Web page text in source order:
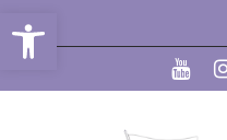
Abrir a barra de ferramentas